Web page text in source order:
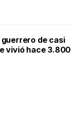
guerrero de casi
vivió hace 3.800